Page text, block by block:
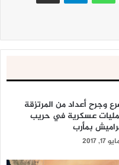
وجرح أعداد من المرتزقة
عسكرية في حريب
بمأرب
17, 2017